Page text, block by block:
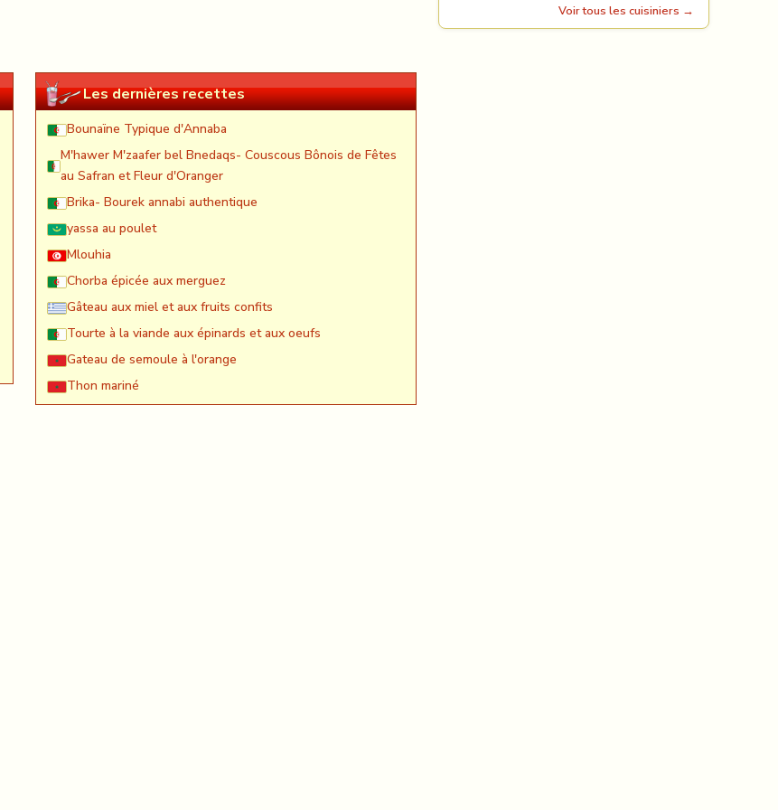
Les dernières recettes
Bounaïne Typique d'Annaba
M'hawer M'zaafer bel Bnedaqs- Couscous Bônois de Fêtes
au Safran et Fleur d'Oranger
Brika- Bourek annabi authentique
yassa au poulet
Mlouhia
Chorba épicée aux merguez
Gâteau aux miel et aux fruits confits
Tourte à la viande aux épinards et aux oeufs
Gateau de semoule à l'orange
Thon mariné
Voir tous les cuisiniers →